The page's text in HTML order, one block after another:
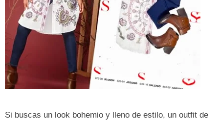
Si buscas un look bohemio y lleno de estilo, un outfit de